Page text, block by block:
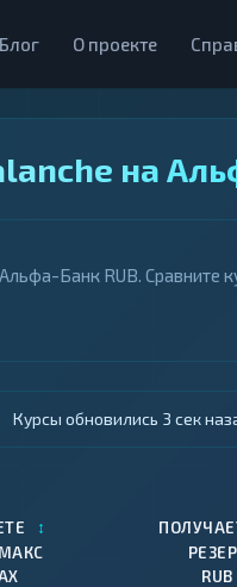
Блог О проекте
на
Банк RUB. Сравните
Курсы обновились 4 сек
↕
RUB